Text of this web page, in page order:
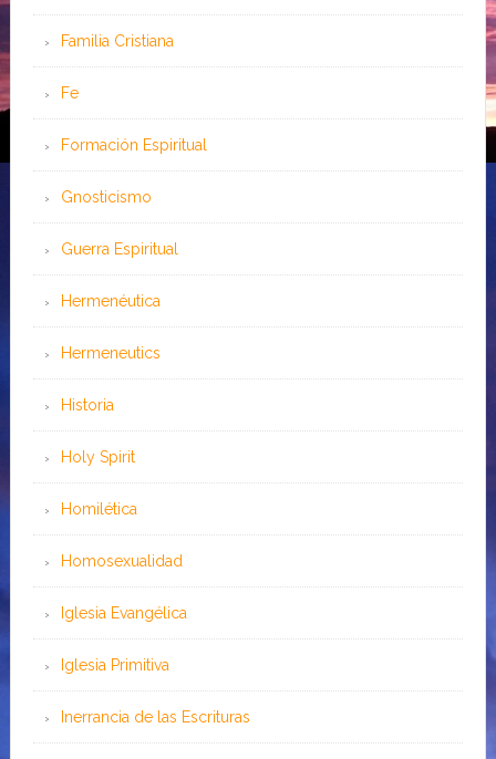
Familia Cristiana
Fe
Formación Espiritual
Gnosticismo
Guerra Espiritual
Hermenéutica
Hermeneutics
Historia
Holy Spirit
Homilética
Homosexualidad
Iglesia Evangélica
Iglesia Primitiva
Inerrancia de las Escrituras